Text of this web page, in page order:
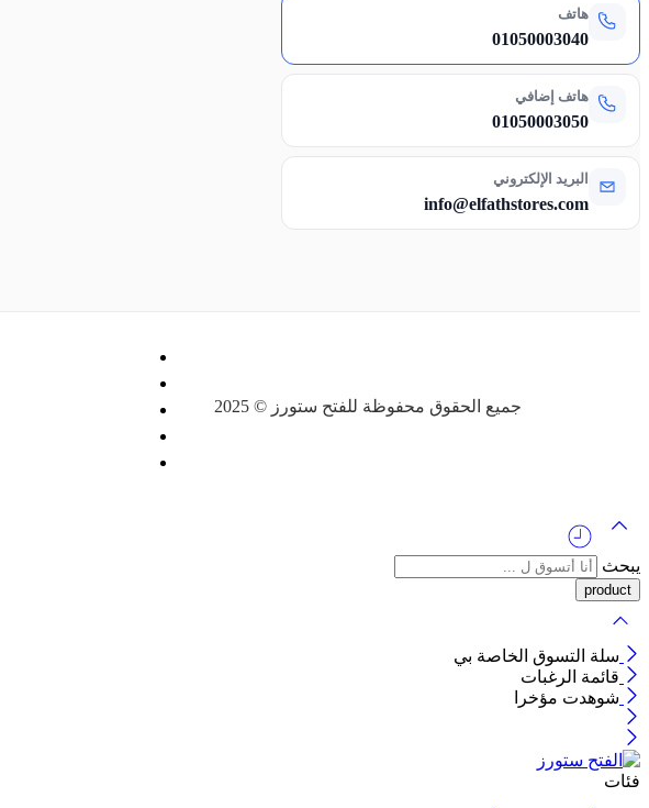
هاتف
01050003040
هاتف إضافي
01050003050
البريد الإلكتروني
info@elfathstores.com
جميع الحقوق محفوظة للفتح ستورز © 2025
يبحث
سلة التسوق الخاصة بي
قائمة الرغبات
شوهدت مؤخرا
فئات